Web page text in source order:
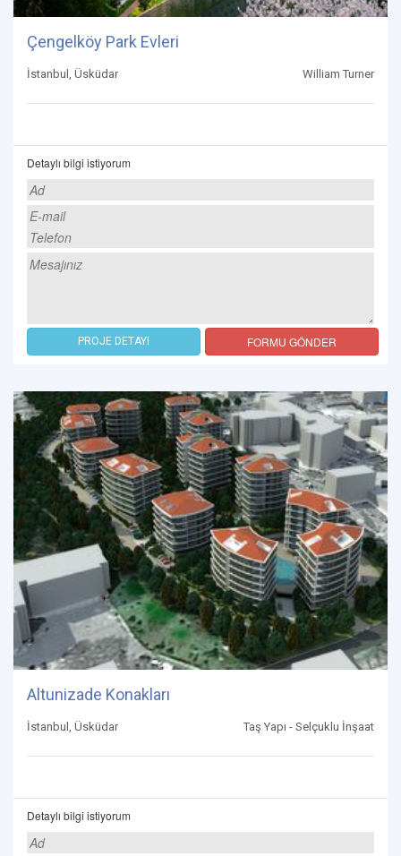
Çengelköy Park Evleri
İstanbul, Üsküdar William Turner
Detaylı bilgi istiyorum
PROJE DETAYI FORMU GÖNDER
Altunizade Konakları
İstanbul, Üsküdar Taş Yapı - Selçuklu İnşaat
Detaylı bilgi istiyorum